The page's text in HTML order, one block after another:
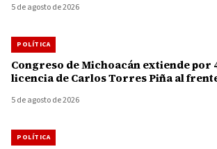
5 de agosto de 2026
POLÍTICA
Congreso de Michoacán extiende por
licencia de Carlos Torres Piña al
5 de agosto de 2026
POLÍTICA